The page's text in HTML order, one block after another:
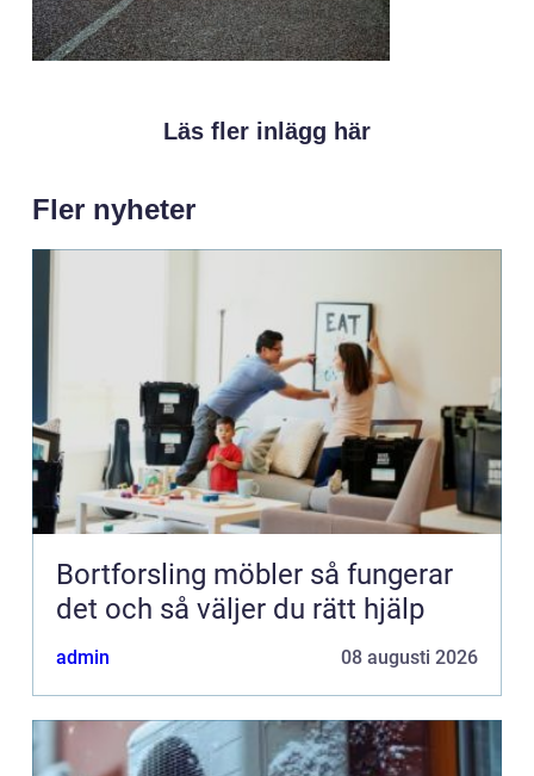
Läs fler inlägg här
Fler nyheter
Bortforsling möbler så fungerar
det och så väljer du rätt hjälp
admin 08 augusti 2026